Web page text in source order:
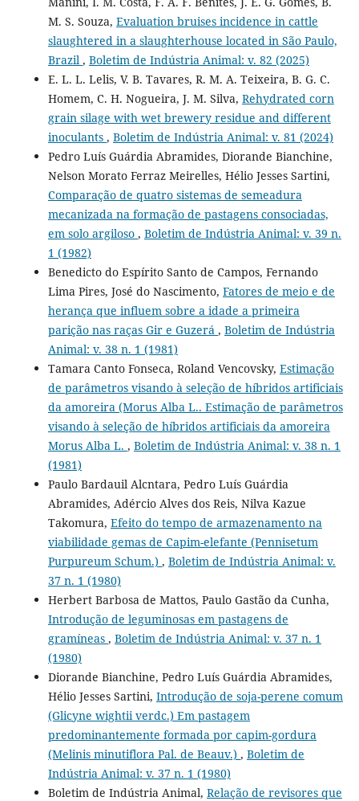
M. S. Souza, Evaluation bruises incidence in cattle
slaughtered in a slaughterhouse located in São Paulo,
Brazil , Boletim de Indústria Animal: v. 82 (2025)
E. L. L. Lelis, V. B. Tavares, R. M. A. Teixeira, B. G. C.
Homem, C. H. Nogueira, J. M. Silva, Rehydrated corn
grain silage with wet brewery residue and different
inoculants , Boletim de Indústria Animal: v. 81 (2024)
Pedro Luís Guárdia Abramides, Diorande Bianchine,
Nelson Morato Ferraz Meirelles, Hélio Jesses Sartini,
Comparação de quatro sistemas de semeadura
mecanizada na formação de pastagens consociadas,
em solo argiloso , Boletim de Indústria Animal: v. 39 n.
1 (1982)
Benedicto do Espírito Santo de Campos, Fernando
Lima Pires, José do Nascimento, Fatores de meio e de
herança que influem sobre a idade a primeira
parição nas raças Gir e Guzerá , Boletim de Indústria
Animal: v. 38 n. 1 (1981)
Tamara Canto Fonseca, Roland Vencovsky, Estimação
de parâmetros visando à seleção de híbridos artificiais
da amoreira (Morus Alba L.. Estimação de parâmetros
visando à seleção de híbridos artificiais da amoreira
Morus Alba L. , Boletim de Indústria Animal: v. 38 n. 1
(1981)
Paulo Bardauil Alcntara, Pedro Luís Guárdia
Abramides, Adércio Alves dos Reis, Nilva Kazue
Takomura, Efeito do tempo de armazenamento na
viabilidade gemas de Capim-elefante (Pennisetum
Purpureum Schum.) , Boletim de Indústria Animal: v.
37 n. 1 (1980)
Herbert Barbosa de Mattos, Paulo Gastão da Cunha,
Introdução de leguminosas em pastagens de
gramíneas , Boletim de Indústria Animal: v. 37 n. 1
(1980)
Diorande Bianchine, Pedro Luís Guárdia Abramides,
Hélio Jesses Sartini, Introdução de soja-perene comum
(Glicyne wightii verdc.) Em pastagem
predominantemente formada por capim-gordura
(Melinis minutiflora Pal. de Beauv.) , Boletim de
Indústria Animal: v. 37 n. 1 (1980)
Boletim de Indústria Animal, Relação de revisores que